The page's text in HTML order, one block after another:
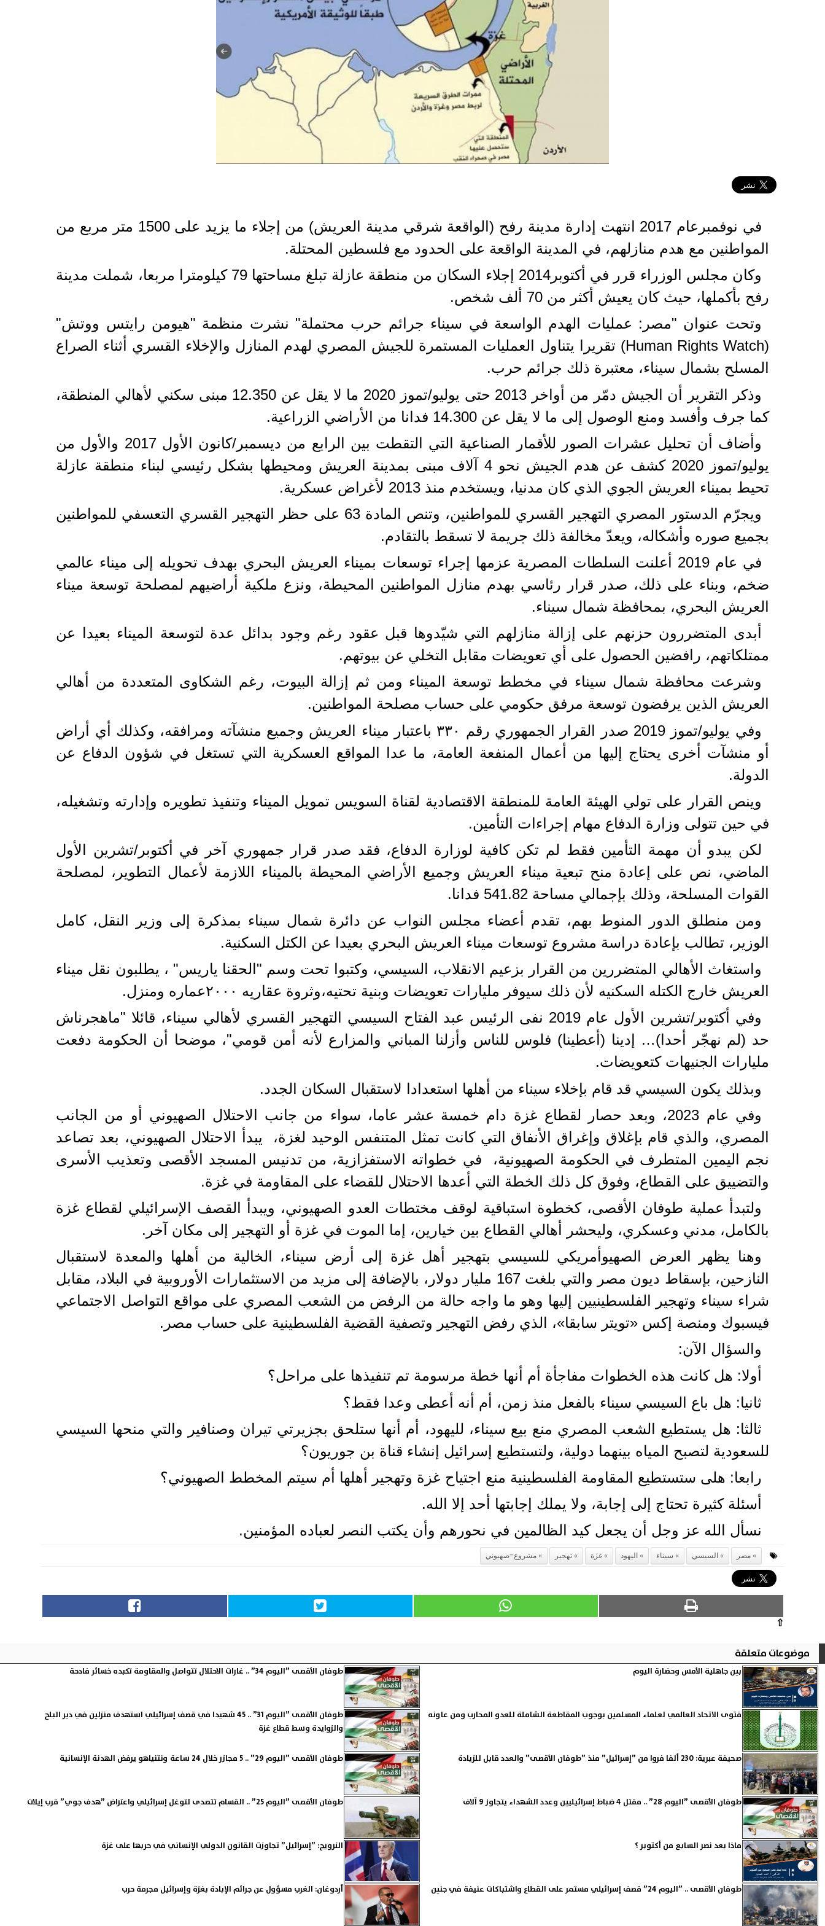
في نوفمبرعام 2017 انتهت إدارة مدينة رفح (الواقعة شرقي مدينة العريش) من إجلاء ما يزيد على 1500 متر مربع من
المواطنين مع هدم منازلهم، في المدينة الواقعة على الحدود مع فلسطين المحتلة.
وكان مجلس الوزراء قرر في أكتوبر2014 إجلاء السكان من منطقة عازلة تبلغ مساحتها 79 كيلومترا مربعا، شملت مدينة
رفح بأكملها، حيث كان يعيش أكثر من 70 ألف شخص.
وتحت عنوان "مصر: عمليات الهدم الواسعة في سيناء جرائم حرب محتملة" نشرت منظمة "هيومن رايتس ووتش"
(Human Rights Watch) تقريرا يتناول العمليات المستمرة للجيش المصري لهدم المنازل والإخلاء القسري أثناء الصراع
المسلح بشمال سيناء، معتبرة ذلك جرائم حرب.
وذكر التقرير أن الجيش دمّر من أواخر 2013 حتى يوليو/تموز 2020 ما لا يقل عن 12.350 مبنى سكني لأهالي المنطقة،
كما جرف وأفسد ومنع الوصول إلى ما لا يقل عن 14.300 فدانا من الأراضي الزراعية.
وأضاف أن تحليل عشرات الصور للأقمار الصناعية التي التقطت بين الرابع من ديسمبر/كانون الأول 2017 والأول من
يوليو/تموز 2020 كشف عن هدم الجيش نحو 4 آلاف مبنى بمدينة العريش ومحيطها بشكل رئيسي لبناء منطقة عازلة
تحيط بميناء العريش الجوي الذي كان مدنيا، ويستخدم منذ 2013 لأغراض عسكرية.
ويجرّم الدستور المصري التهجير القسري للمواطنين، وتنص المادة 63 على حظر التهجير القسري التعسفي للمواطنين
بجميع صوره وأشكاله، ويعدّ مخالفة ذلك جريمة لا تسقط بالتقادم.
في عام 2019 أعلنت السلطات المصرية عزمها إجراء توسعات بميناء العريش البحري بهدف تحويله إلى ميناء عالمي
ضخم، وبناء على ذلك، صدر قرار رئاسي بهدم منازل المواطنين المحيطة، ونزع ملكية أراضيهم لمصلحة توسعة ميناء
العريش البحري، بمحافظة شمال سيناء.
أبدى المتضررون حزنهم على إزالة منازلهم التي شيّدوها قبل عقود رغم وجود بدائل عدة لتوسعة الميناء بعيدا عن
ممتلكاتهم، رافضين الحصول على أي تعويضات مقابل التخلي عن بيوتهم.
وشرعت محافظة شمال سيناء في مخطط توسعة الميناء ومن ثم إزالة البيوت، رغم الشكاوى المتعددة من أهالي
العريش الذين يرفضون توسعة مرفق حكومي على حساب مصلحة المواطنين.
وفي يوليو/تموز 2019 صدر القرار الجمهوري رقم ٣٣٠ باعتبار ميناء العريش وجميع منشآته ومرافقه، وكذلك أي أراض
أو منشآت أخرى يحتاج إليها من أعمال المنفعة العامة، ما عدا المواقع العسكرية التي تستغل في شؤون الدفاع عن
الدولة.
وينص القرار على تولي الهيئة العامة للمنطقة الاقتصادية لقناة السويس تمويل الميناء وتنفيذ تطويره وإدارته وتشغيله،
في حين تتولى وزارة الدفاع مهام إجراءات التأمين.
لكن يبدو أن مهمة التأمين فقط لم تكن كافية لوزارة الدفاع، فقد صدر قرار جمهوري آخر في أكتوبر/تشرين الأول
الماضي، نص على إعادة منح تبعية ميناء العريش وجميع الأراضي المحيطة بالميناء اللازمة لأعمال التطوير، لمصلحة
القوات المسلحة، وذلك بإجمالي مساحة 541.82 فدانا.
ومن منطلق الدور المنوط بهم، تقدم أعضاء مجلس النواب عن دائرة شمال سيناء بمذكرة إلى وزير النقل، كامل
الوزير، تطالب بإعادة دراسة مشروع توسعات ميناء العريش البحري بعيدا عن الكتل السكنية.
واستغاث الأهالي المتضررين من القرار بزعيم الانقلاب، السيسي، وكتبوا تحت وسم "الحقنا ياريس" ، يطلبون نقل ميناء
العريش خارج الكتله السكنيه لأن ذلك سيوفر مليارات تعويضات وبنية تحتيه،وثروة عقاريه ٢٠٠٠عماره ومنزل.
وفي أكتوبر/تشرين الأول عام 2019 نفى الرئيس عبد الفتاح السيسي التهجير القسري لأهالي سيناء، قائلا "ماهجرناش
حد (لم نهجّر أحدا)… إدينا (أعطينا) فلوس للناس وأزلنا المباني والمزارع لأنه أمن قومي"، موضحا أن الحكومة دفعت
مليارات الجنيهات كتعويضات.
وبذلك يكون السيسي قد قام بإخلاء سيناء من أهلها استعدادا لاستقبال السكان الجدد.
وفي عام 2023، وبعد حصار لقطاع غزة دام خمسة عشر عاما، سواء من جانب الاحتلال الصهيوني أو من الجانب
المصري، والذي قام بإغلاق وإغراق الأنفاق التي كانت تمثل المتنفس الوحيد لغزة، يبدأ الاحتلال الصهيوني، بعد تصاعد
نجم اليمين المتطرف في الحكومة الصهيونية، في خطواته الاستفزازية، من تدنيس المسجد الأقصى وتعذيب الأسرى
والتضييق على القطاع، وفوق كل ذلك الخطة التي أعدها الاحتلال للقضاء على المقاومة في غزة.
ولتبدأ عملية طوفان الأقصى، كخطوة استباقية لوقف مختطات العدو الصهيوني، ويبدأ القصف الإسرائيلي لقطاع غزة
بالكامل، مدني وعسكري، وليحشر أهالي القطاع بين خيارين، إما الموت في غزة أو التهجير إلى مكان آخر.
وهنا يظهر العرض الصهيوأمريكي للسيسي بتهجير أهل غزة إلى أرض سيناء، الخالية من أهلها والمعدة لاستقبال
النازحين، بإسقاط ديون مصر والتي بلغت 167 مليار دولار، بالإضافة إلى مزيد من الاستثمارات الأوروبية في البلاد، مقابل
شراء سيناء وتهجير الفلسطينيين إليها وهو ما واجه حالة من الرفض من الشعب المصري على مواقع التواصل الاجتماعي
فيسبوك ومنصة إكس «تويتر سابقا»، الذي رفض التهجير وتصفية القضية الفلسطينية على حساب مصر.
والسؤال الآن:
أولا: هل كانت هذه الخطوات مفاجأة أم أنها خطة مرسومة تم تنفيذها على مراحل؟
ثانيا: هل باع السيسي سيناء بالفعل منذ زمن، أم أنه أعطى وعدا فقط؟
ثالثا: هل يستطيع الشعب المصري منع بيع سيناء، لليهود، أم أنها ستلحق بجزيرتي تيران وصنافير والتي منحها السيسي
للسعودية لتصبح المياه بينهما دولية، ولتستطيع إسرائيل إنشاء قناة بن جوريون؟
رابعا: هلى ستستطيع المقاومة الفلسطينية منع اجتياح غزة وتهجير أهلها أم سيتم المخطط الصهيوني؟
أسئلة كثيرة تحتاج إلى إجابة، ولا يملك إجابتها أحد إلا الله.
نسأل الله عز وجل أن يجعل كيد الظالمين في نحورهم وأن يكتب النصر لعباده المؤمنين.
مصر السيسي سيناء اليهود غزة تهجير مشروع=صهيوني
⇧
موضوعات متعلقة
بين جاهلية الأمس وحضارة اليوم طوفان الأقصى ”اليوم 34” .. غارات الاحتلال تتواصل والمقاومة تكبده خسائر فادحة
فتوى الاتحاد العالمي لعلماء المسلمين بوجوب المقاطعة الشاملة للعدو المحارب ومن عاونه
طوفان الأقصى ”اليوم 31” .. 45 شهيدا في قصف ‎إسرائيلي استهدف منزلين في دير البلح
والزوايدة وسط قطاع غزة
صحيفة عبرية: 230 ألفا فروا من ”إسرائيل” منذ ”طوفان الأقصى” والعدد قابل للزيادة طوفان الأقصى ”اليوم 29” .. 5 مجازر خلال 24 ساعة ونتنياهو يرفض الهدنة الإنسانية
طوفان الأقصى ”اليوم 28” .. مقتل 4 ضباط إسرائيليين وعدد الشهداء يتجاوز 9 آلاف طوفان الأقصى ”اليوم 25” .. القسام تتصدى لتوغل إسرائيلي واعتراض ”هدف جوي” قرب إيلات
ماذا بعد نصر السابع من أكتوبر ؟ النرويج: ”إسرائيل” تجاوزت القانون الدولي الإنساني في حربها على غزة
طوفان الأقصى .. ”اليوم 24” قصف إسرائيلي مستمر على القطاع واشتباكات عنيفة في جنين أردوغان: الغرب مسؤول عن جرائم الإبادة بغزة وإسرائيل مجرمة حرب